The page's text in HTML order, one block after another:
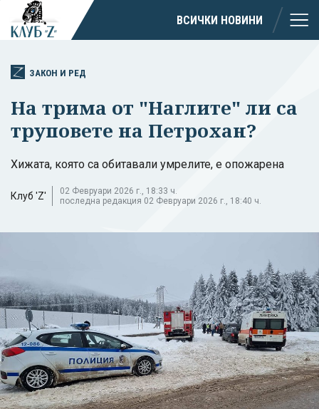
ВСИЧКИ НОВИНИ
ЗАКОН И РЕД
На трима от "Наглите" ли са
труповете на Петрохан?
Хижата, която са обитавали умрелите, е опожарена
Клуб 'Z'
02 Февруари 2026 г., 18:33 ч.
последна редакция 02 Февруари 2026 г., 18:40 ч.